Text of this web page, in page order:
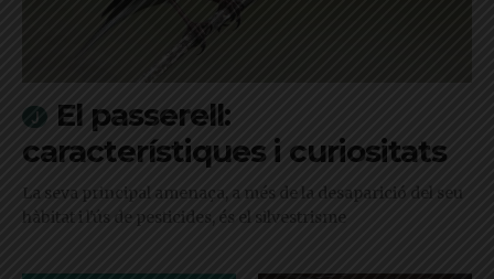
El passerell:
característiques i curiositats
La seva principal amenaça, a més de la desaparició del seu
hàbitat i l'ús de pesticides, és el silvestrisme